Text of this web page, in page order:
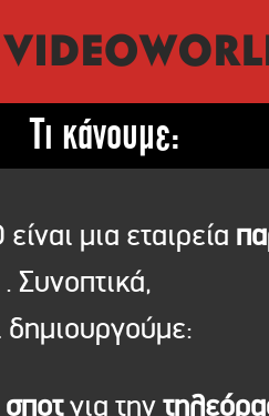
Τι κάνουμε:
μια εταιρεία
Συνοπτικά,
δημιουργούμε:
σποτγια την